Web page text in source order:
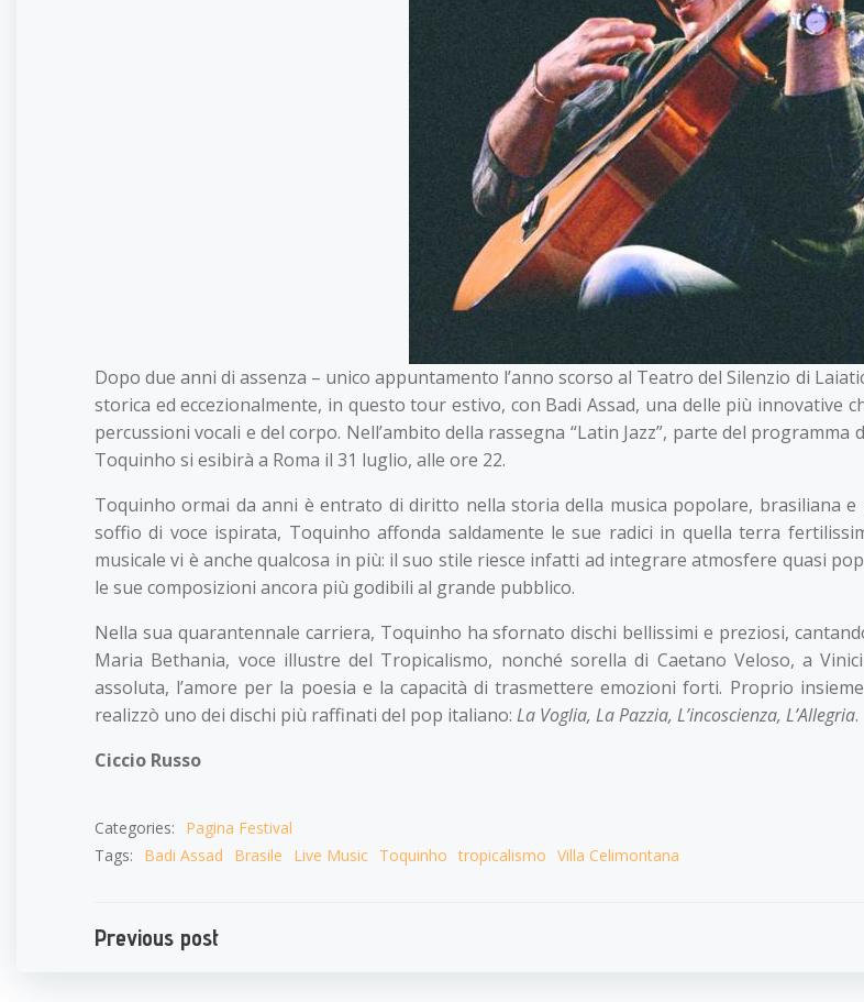
Dopo due anni di assenza – unico appuntamento l’anno scorso al Teatro del Silenzio di
storica ed eccezionalmente, in questo tour estivo, con Badi Assad, una delle più innovative
percussioni vocali e del corpo. Nell’ambito della rassegna “Latin Jazz”, parte del
Toquinho si esibirà a Roma il 31 luglio, alle ore 22.
Toquinho ormai da anni è entrato di diritto nella storia della musica popolare, brasiliana
soffio di voce ispirata, Toquinho affonda saldamente le sue radici in quella terra
musicale vi è anche qualcosa in più: il suo stile riesce infatti ad integrare atmosfere quasi
le sue composizioni ancora più godibili al grande pubblico.
Nella sua quarantennale carriera, Toquinho ha sfornato dischi bellissimi e preziosi,
Maria Bethania, voce illustre del Tropicalismo, nonché sorella di Caetano Veloso, a
assoluta, l’amore per la poesia e la capacità di trasmettere emozioni forti. Proprio
realizzò uno dei dischi più raffinati del pop italiano: La Voglia, La Pazzia, L’incoscienza, L’Allegria.
Ciccio Russo
Categories:
Pagina Festival
Tags:
Badi Assad Brasile Live Music Toquinho tropicalismo Villa Celimontana
Navigazione
Previous post